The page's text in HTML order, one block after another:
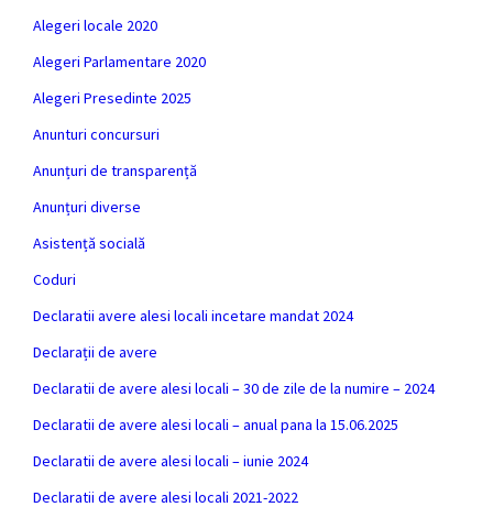
Alegeri locale 2020
Alegeri Parlamentare 2020
Alegeri Presedinte 2025
Anunturi concursuri
Anunțuri de transparență
Anunțuri diverse
Asistență socială
Coduri
Declaratii avere alesi locali incetare mandat 2024
Declarații de avere
Declaratii de avere alesi locali – 30 de zile de la numire – 2024
Declaratii de avere alesi locali – anual pana la 15.06.2025
Declaratii de avere alesi locali – iunie 2024
Declaratii de avere alesi locali 2021-2022